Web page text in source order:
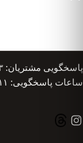
پاسخگویی مشتریان:
ساعات پاسخگویی: ۱۱ الی ۲۱ (روزهای غیر تعطیل)